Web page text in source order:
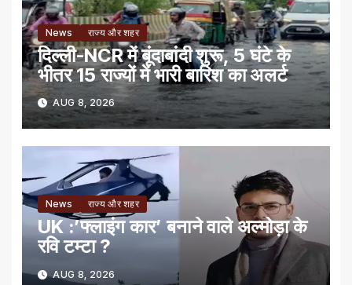
News राज्य और शहर
दिल्ली-NCR में बूंदाबांदी शुरू, 5 घंटे के
भीतर 15 राज्यों में भारी बारिश का अलर्ट
AUG 8, 2026
News राज्य और शहर
UK :’फ्लाइंग कार’ बनाने वाले अल्मोड़ा के
रवि टम्टा ?
AUG 8, 2026